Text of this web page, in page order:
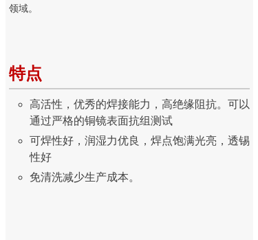
领域。
特点
高活性，优秀的焊接能力，高绝缘阻抗。可以
通过严格的铜镜表面抗组测试
可焊性好，润湿力优良，焊点饱满光亮，透锡
性好
免清洗减少生产成本。